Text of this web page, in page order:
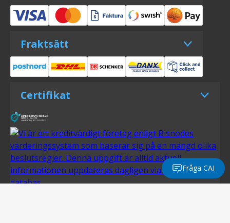
Fraktsätt
Certifikat
Fråga CAI